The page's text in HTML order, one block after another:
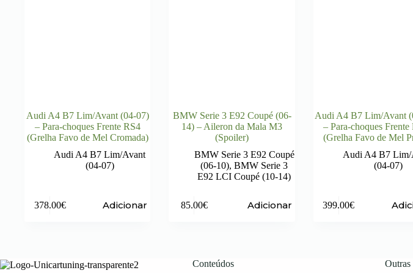
Audi A4 B7 Lim/Avant (04-07)
– Para-choques Frente RS4
(Grelha Favo de Mel Cromada)
Audi A4 B7 Lim/Avant
(04-07)
378.00€ Adicionar
BMW Serie 3 E92 Coupé (06-
14) – Aileron da Mala M3
(Spoiler)
BMW Serie 3 E92 Coupé
(06-10),BMW Serie 3
E92 LCI Coupé (10-14)
85.00€ Adicionar
Audi A4 B7 Lim/Avant
– Para-choques Frente
(Grelha Favo de Mel
Audi A4 B7 Lim/
(04-07)
399.00€
Conteúdos Outras